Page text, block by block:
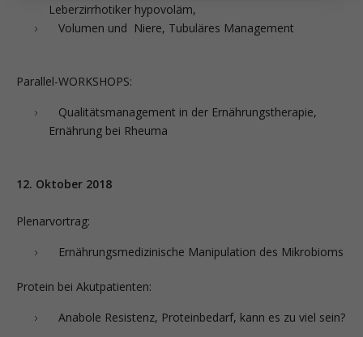
Leberzirrhotiker hypovoläm,
Volumen und Niere, Tubuläres Management
Parallel-WORKSHOPS:
Qualitätsmanagement in der Ernährungstherapie,
Ernährung bei Rheuma
12. Oktober 2018
Plenarvortrag:
Ernährungsmedizinische Manipulation des Mikrobioms
Protein bei Akutpatienten:
Anabole Resistenz, Proteinbedarf, kann es zu viel sein?